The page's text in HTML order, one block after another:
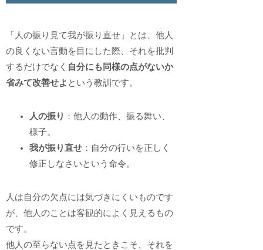
「人の振り見て我が振り直せ」とは、他人
の良くない言動を目にした際、それを批判
するだけでなく 自分にも同様の点がないか
省みて改善せよ という教訓です。
人の振り ：他人の動作、振る舞い、
様子。
我が振り直せ ：自分の行いを正しく
修正しなさいという命令。
人は自分の欠点には気づきにくいものです
が、他人のことは客観的によく見えるもの
です。
他人の至らない点を見たときこそ、それを